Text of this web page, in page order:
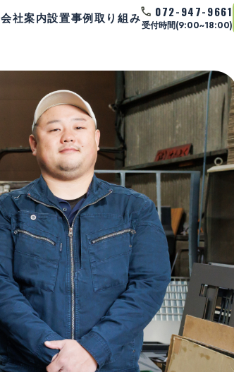
会社案内設置事例取り組み 072-947-9661
受付時間(9:00~18:00)